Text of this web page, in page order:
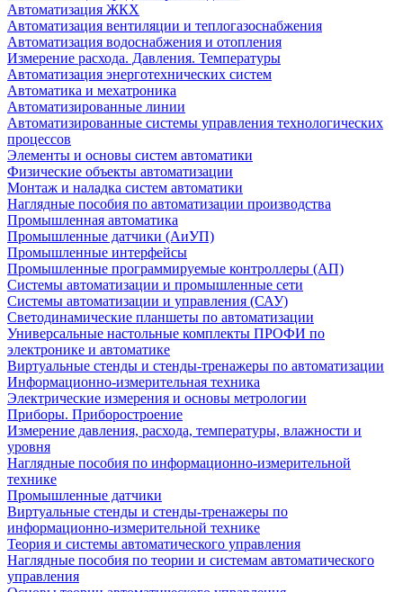
Автоматизация ЖКХ
Автоматизация вентиляции и теплогазоснабжения
Автоматизация водоснабжения и отопления
Измерение расхода. Давления. Температуры
Автоматизация энерготехнических систем
Автоматика и мехатроника
Автоматизированные линии
Автоматизированные системы управления технологических
процессов
Элементы и основы систем автоматики
Физические объекты автоматизации
Монтаж и наладка систем автоматики
Наглядные пособия по автоматизации производства
Промышленная автоматика
Промышленные датчики (АиУП)
Промышленные интерфейсы
Промышленные программируемые контроллеры (АП)
Системы автоматизации и промышленные сети
Системы автоматизации и управления (САУ)
Светодинамические планшеты по автоматизации
Универсальные настольные комплекты ПРОФИ по
электронике и автоматике
Виртуальные стенды и стенды-тренажеры по автоматизации
Информационно-измерительная техника
Электрические измерения и основы метрологии
Приборы. Приборостроение
Измерение давления, расхода, температуры, влажности и
уровня
Наглядные пособия по информационно-измерительной
технике
Промышленные датчики
Виртуальные стенды и стенды-тренажеры по
информационно-измерительной технике
Теория и системы автоматического управления
Наглядные пособия по теории и системам автоматического
управления